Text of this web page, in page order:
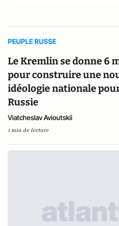
PEUPLE RUSSE
Le Kremlin se donne 6
pour construire une
idéologie nationale
Russie
Viatcheslav Avioutskii
1 min de lecture